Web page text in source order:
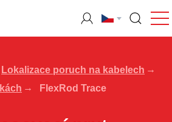
Lokalizace poruch na kabelech
FlexRod Trace